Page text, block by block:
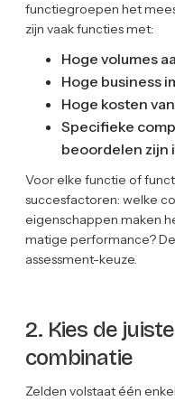
functiegroepen het
zijn vaak functies met:
Hoge volumes
Hoge business
Hoge kosten
Specifieke
beoordelen zijn
Voor elke functie of
succesfactoren: welke
eigenschappen maken
matige performance?
assessment-keuze.
2. Kies de
combinatie
Zelden volstaat één